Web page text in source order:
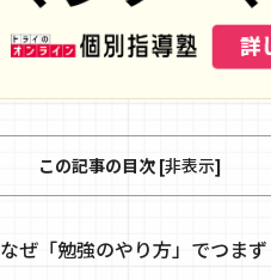
この記事の目次 [非表示]
なぜ「勉強のやり方」でつま